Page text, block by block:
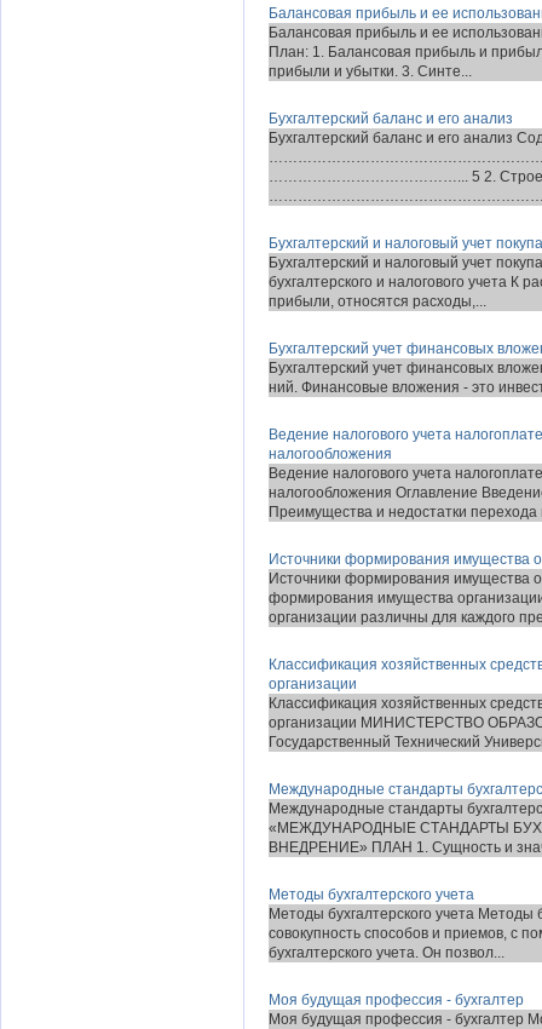
Балансовая прибыль и ее
Балансовая прибыль и ее
План: 1. Балансовая прибыль и
прибыли и убытки. 3. Синте...
Бухгалтерский баланс и его анализ
Бухгалтерский баланс и его анализ
…………………………………... 5 2.
……………………………………………………. 7
Бухгалтерский и налоговый учет
Бухгалтерский и налоговый учет
бухгалтерского и налогового учета
прибыли, относятся расходы,...
Бухгалтерский учет финансовых
Бухгалтерский учет финансовых
ний. Фи­нан­со­вые вло­же­ния - это
Ведение налогового учета
налогообложения
Ведение налогового учета
налогообложения Оглавление
Преимущества и недостатки перехода
Источники формирования имущества
Источники формирования имущества
формирования имущества
организации различны для каждого
Классификация хозяйственных
организации
Классификация хозяйственных
организации МИНИСТЕРСТВО
Государственный Технический
Международные стандарты
Международные стандарты
«МЕЖДУНАРОДНЫЕ СТАНДАРТЫ
ВНЕДРЕНИЕ» ПЛАН 1. Сущность и
Методы бухгалтерского учета
Методы бухгалтерского учета Методы
совокупность способов и приемов, с
бухгалтерского учета. Он позвол...
Моя будущая профессия - бухгалтер
Моя будущая профессия - бухгалтер